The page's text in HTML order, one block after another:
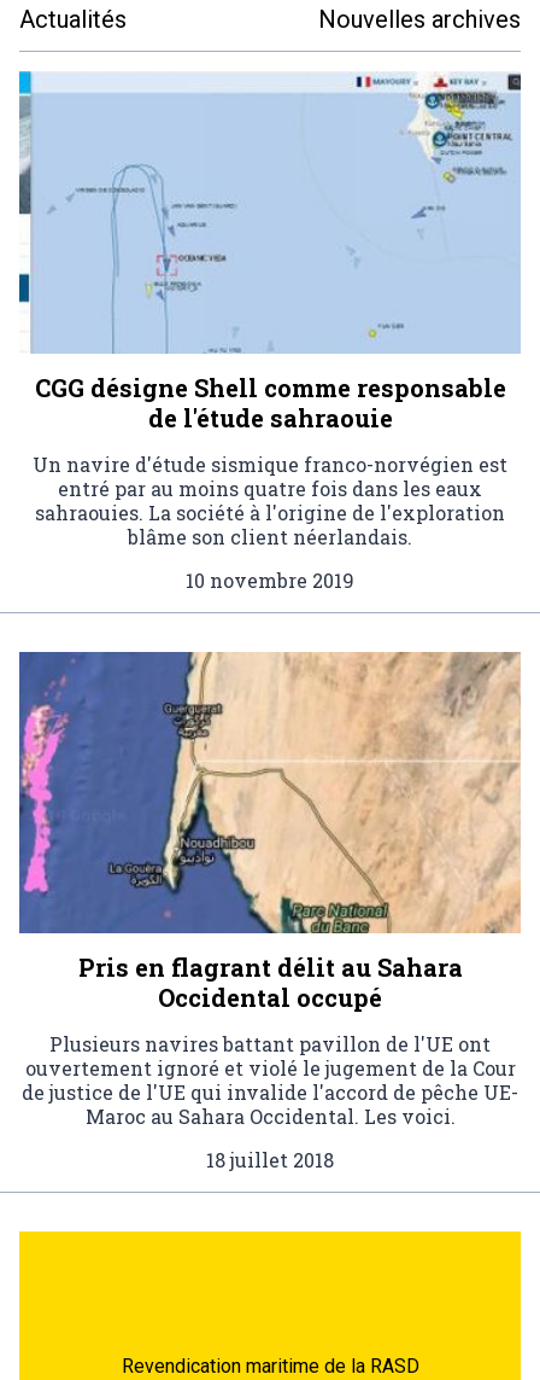
Actualités Nouvelles archives
CGG désigne Shell comme responsable
de l'étude sahraouie
Un navire d'étude sismique franco-norvégien est
entré par au moins quatre fois dans les eaux
sahraouies. La société à l'origine de l'exploration
blâme son client néerlandais.
10 novembre 2019
Pris en flagrant délit au Sahara
Occidental occupé
Plusieurs navires battant pavillon de l'UE ont
ouvertement ignoré et violé le jugement de la Cour
de justice de l'UE qui invalide l'accord de pêche UE-
Maroc au Sahara Occidental. Les voici.
18 juillet 2018
Revendication maritime de la RASD